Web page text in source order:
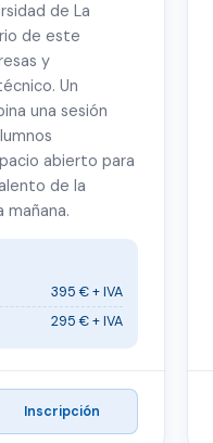
de La
de este
y
Un
una sesión
abierto para
de la
mañana.
395 € + IVA
295 € + IVA
Inscripción